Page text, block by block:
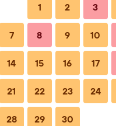
pytania Noclegi w
1 2 3
7 8 9 10
14 15 16 17
21 22 23 24
28 29 30